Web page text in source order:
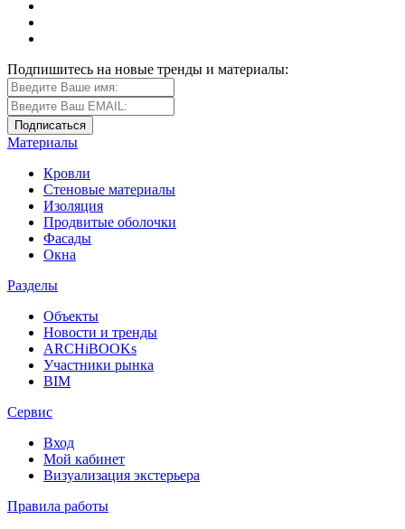
Подпишитесь на новые тренды и материалы:
Материалы
Кровли
Стеновые материалы
Изоляция
Продвитые оболочки
Фасады
Окна
Разделы
Объекты
Новости и тренды
ARCHiBOOKs
Участники рынка
BIM
Сервис
Вход
Мой кабинет
Визуализация экстерьера
Правила работы